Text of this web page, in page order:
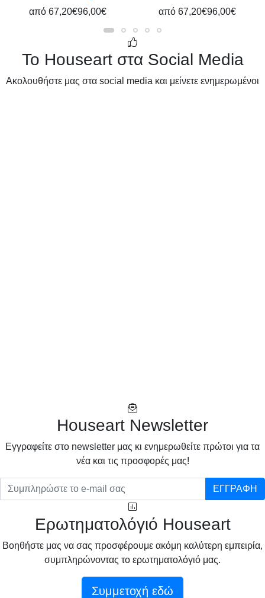
από 67,20€96,00€ από 67,20€96,00€
Το Houseart στα Social Media
Ακολουθήστε μας στα social media και μείνετε ενημερωμένοι
Houseart Newsletter
Eγγραφείτε στο newsletter μας κι ενημερωθείτε πρώτοι για τα
νέα και τις προσφορές μας!
ΕΓΓΡΑΦΗ
Ερωτηματολόγιό Houseart
Βοηθήστε μας να σας προσφέρουμε ακόμη καλύτερη εμπειρία,
συμπληρώνοντας το ερωτηματολόγιό μας.
Συμμετοχή εδώ